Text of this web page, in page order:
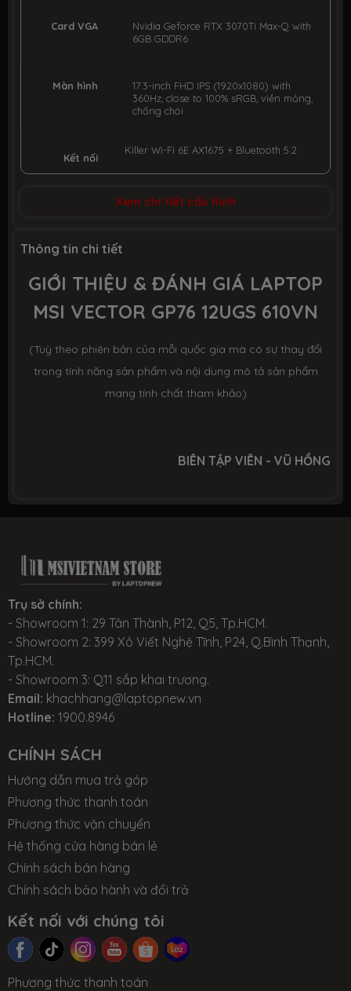
Card VGA
Nvidia Geforce RTX 3070Ti Max-Q with
6GB GDDR6
Màn hình
17.3-inch FHD IPS (1920x1080) with
360Hz, close to 100% sRGB, viền mỏng,
chống chói.
Kết nối
Killer Wi-Fi 6E AX1675 + Bluetooth 5.2
1x USB Type-C
Bàn phím
Chiclet keyboard Steelseries with Per-key
RGB led
397 x 284 x 25.9 mm (Dài x Rộng x
Màu sắc Màu Đen (Black)
Tình trạng
Mới 100%, hàng chính hãng, đầy đủ
phụ kiện
Thời gian
bảo hành
Bảo hành 24 tháng tại TTBH MSI toàn
quốc
Xem chi tiết cấu hình
Thông tin chi tiết
GIỚI THIỆU & ĐÁNH GIÁ LAPTOP
MSI VECTOR GP76 12UGS 610VN
(Tuỳ theo phiên bản của mỗi quốc gia mà có sự thay đổi
trong tính năng sản phẩm và nội dung mô tả sản phẩm
mang tính chất tham khảo)
BIÊN TẬP VIÊN - VŨ HỒNG
Trụ sở chính:
- Showroom 1: 29 Tân Thành, P12, Q5, Tp.HCM.
- Showroom 2: 399 Xô Viết Nghệ Tĩnh, P24, Q.Bình Thạnh,
Tp.HCM.
- Showroom 3: Q11 sắp khai trương.
Email: khachhang@laptopnew.vn
Hotline: 1900.8946
CHÍNH SÁCH
Hướng dẫn mua trả góp
Phương thức thanh toán
Phương thức vận chuyển
Hệ thống cửa hàng bán lẻ
Chính sách bán hàng
Chính sách bảo hành và đổi trả
Kết nối với chúng tôi
Phương thức thanh toán